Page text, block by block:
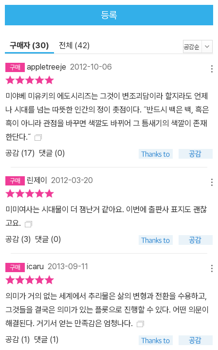
유’를 받는 것이다. 오치카 역시 다른 이의 이야기를 통해 스스로를 용
서한다. 세상에는 이런 일도 있을 수 있는 법이다―.
등록
구매자 (30) 전체 (42)
appletreeje 2012-10-06
미야베 미유키의 에도시리즈는 그것이 변조괴담이라 할지라도 언제
나 시대를 넘는 따뜻한 인간의 정이 촛점이다. ˝반드시 백은 백, 흑은
흑이 아니라 관점을 바꾸면 색깔도 바뀌어 그 틈새기의 색깔이 존재
한단다.˝
공감 (17) 댓글 (0)
린제이 2012-03-20
미미여사는 시대물이 더 잼난거 같아요. 이번에 출판사 표지도 괜찮
고요.
공감 (3) 댓글 (0)
icaru 2013-09-11
의미가 거의 없는 세계에서 추리물은 삶의 변형과 전환을 수용하고,
그것들을 결국은 의미가 있는 플롯으로 진행할 수 있다. 어떤 의문이
해결된다. 거기서 얻는 만족감은 엄청나다.
공감 (1) 댓글 (1)